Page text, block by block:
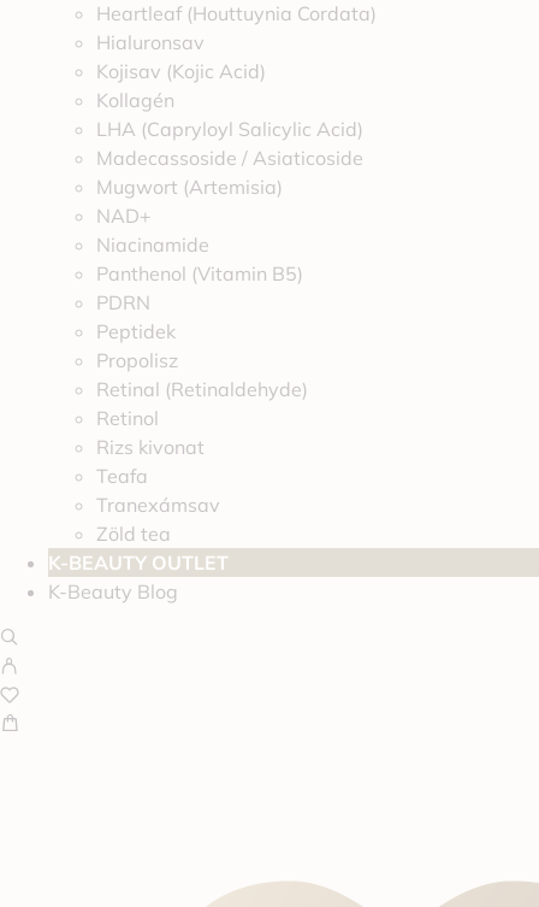
Heartleaf (Houttuynia Cordata)
Hialuronsav
Kojisav (Kojic Acid)
Kollagén
LHA (Capryloyl Salicylic Acid)
Madecassoside / Asiaticoside
Mugwort (Artemisia)
NAD+
Niacinamide
Panthenol (Vitamin B5)
PDRN
Peptidek
Propolisz
Retinal (Retinaldehyde)
Retinol
Rizs kivonat
Teafa
Tranexámsav
Zöld tea
K-BEAUTY OUTLET
K-Beauty Blog